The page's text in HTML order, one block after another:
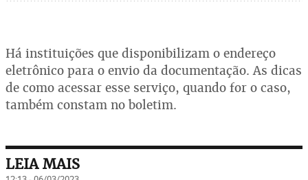
Há instituições que disponibilizam o endereço
eletrônico para o envio da documentação. As dicas
de como acessar esse serviço, quando for o caso,
também constam no boletim.
LEIA MAIS